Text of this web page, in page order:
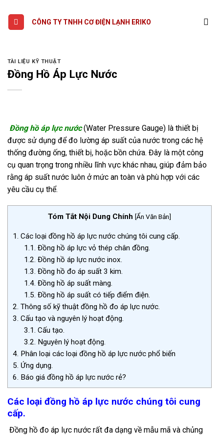
content
CÔNG TY TNHH CƠ ĐIỆN LẠNH ERIKO
TÀI LIỆU KỸ THUẬT
Đồng Hồ Áp Lực Nước
Đồng hồ áp lực nước(Water Pressure Gauge) là thiết bị
được sử dụng để đo lường áp suất của nước trong các hệ
thống đường ống, thiết bị, hoặc bồn chứa. Đây là một công
cụ quan trọng trong nhiều lĩnh vực khác nhau, giúp đảm bảo
rằng áp suất nước luôn ở mức an toàn và phù hợp với các
yêu cầu cụ thể.
Tóm Tắt Nội Dung Chính [Ẩn Văn Bản]
1. Các loại đồng hồ áp lực nước chúng tôi cung cấp.
1.1. Đồng hồ áp lực vỏ thép chân đồng.
1.2. Đồng hồ áp lực nước inox.
1.3. Đồng hồ đo áp suất 3 kim.
1.4. Đồng hồ áp suất màng.
1.5. Đồng hồ áp suất có tiếp điểm điện.
2. Thông số kỹ thuật đồng hồ đo áp lực nước.
3. Cấu tạo và nguyên lý hoạt động.
3.1. Cấu tạo.
3.2. Nguyên lý hoạt động.
4. Phân loại các loại đồng hồ áp lực nước phổ biến
5. Ứng dụng.
6. Báo giá đồng hồ áp lực nước rẻ?
Các loại đồng hồ áp lực nước chúng tôi cung
cấp.
Đồng hồ đo áp lực nước rất đa dạng về mẫu mã và chủng